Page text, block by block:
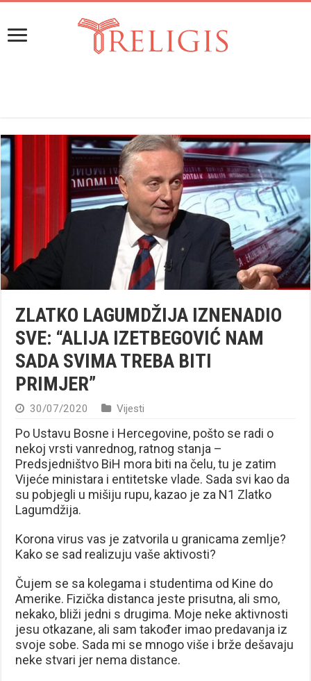
ZLATKO LAGUMDŽIJA IZNENADIO
SVE: “ALIJA IZETBEGOVIĆ NAM
SADA SVIMA TREBA BITI
PRIMJER”
30/07/2020 Vijesti
Po Ustavu Bosne i Hercegovine, pošto se radi o
nekoj vrsti vanrednog, ratnog stanja –
Predsjedništvo BiH mora biti na čelu, tu je zatim
Vijeće ministara i entitetske vlade. Sada svi kao da
su pobjegli u mišiju rupu, kazao je za N1 Zlatko
Lagumdžija.
Korona virus vas je zatvorila u granicama zemlje?
Kako se sad realizuju vaše aktivosti?
Čujem se sa kolegama i studentima od Kine do
Amerike. Fizička distanca jeste prisutna, ali smo,
nekako, bliži jedni s drugima. Moje neke aktivnosti
jesu otkazane, ali sam također imao predavanja iz
svoje sobe. Sada mi se mnogo više i brže dešavaju
neke stvari jer nema distance.